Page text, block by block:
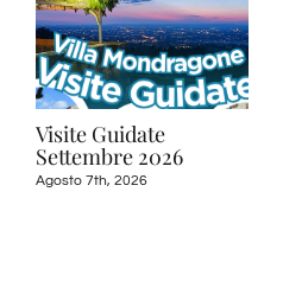
Visite Guidate
Settembre 2026
Agosto 7th, 2026